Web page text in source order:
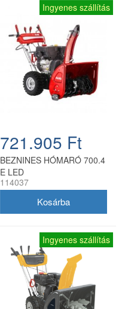
Ingyenes szállítás
721.905 Ft
BEZNINES HÓMARÓ 700.4
E LED
114037
Ingyenes szállítás